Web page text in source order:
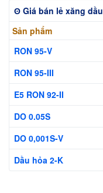
ʘ Giá bán lẻ xăng dầu
Sản phẩm
RON 95-V
RON 95-III
E5 RON 92-II
DO 0.05S
DO 0,001S-V
Dầu hỏa 2-K